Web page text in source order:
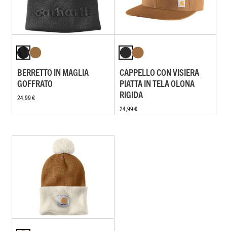
BERRETTO IN MAGLIA
GOFFRATO
24,99 €
CAPPELLO CON VISIERA
PIATTA IN TELA OLONA
RIGIDA
24,99 €